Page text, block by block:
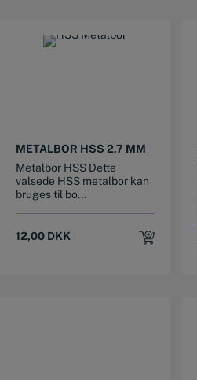
METALBOR HSS 2,7 MM
Metalbor HSS Dette
valsede HSS metalbor kan
bruges til bo...
12,00 DKK